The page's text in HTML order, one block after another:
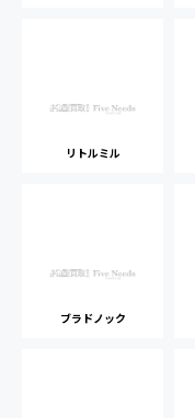
リトルミル
ブラドノック